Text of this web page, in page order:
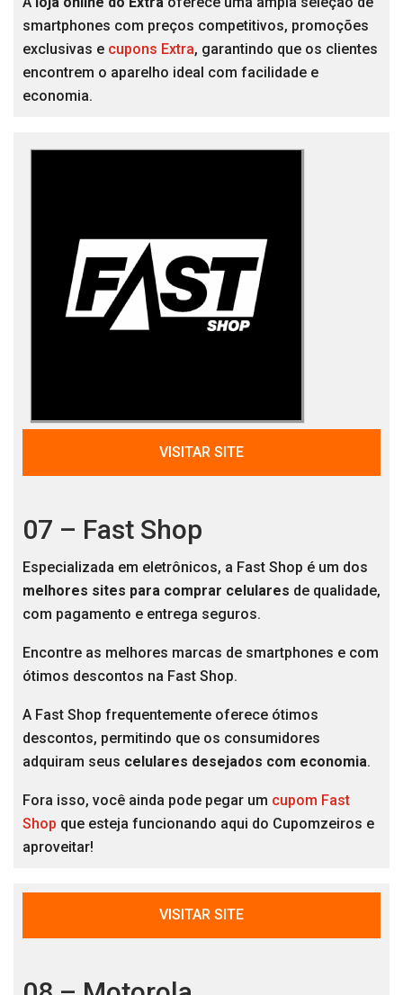
smartphones com preços competitivos, promoções
exclusivas e cupons Extra, garantindo que os clientes
encontrem o aparelho ideal com facilidade e
economia.
VISITAR SITE
07 – Fast Shop
Especializada em eletrônicos, a Fast Shop é um dos
melhores sites para comprar celulares de qualidade,
com pagamento e entrega seguros.
Encontre as melhores marcas de smartphones e com
ótimos descontos na Fast Shop.
A Fast Shop frequentemente oferece ótimos
descontos, permitindo que os consumidores
adquiram seus celulares desejados com economia.
Fora isso, você ainda pode pegar um cupom Fast
Shop que esteja funcionando aqui do Cupomzeiros e
aproveitar!
VISITAR SITE